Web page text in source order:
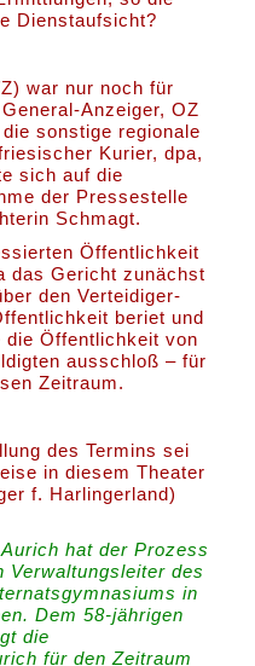
Dienstaufsicht?
war nur noch für
Anzeiger, OZ
sonstige regionale
Kurier, dpa,
sich auf die
der Pressestelle
Schmagt.
Öffentlichkeit
das Gericht zunächst
den Verteidiger-
beriet und
die Öffentlichkeit von
ausschloß – für
Zeitraum.
des Termins sei
in diesem Theater
f. Harlingerland)
hat der Prozess
Verwaltungsleiter des
in
Dem 58-jährigen
die
für den Zeitraum